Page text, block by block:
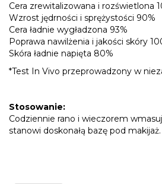
Cera zrewitalizowana i rozświetlona
Wzrost jędrności i sprężystości 90%
Cera ładnie wygładzona 93%
Poprawa nawilżenia i jakości skóry
Skóra ładnie napięta 80%
*Test In Vivo przeprowadzony w
Stosowanie:
Codziennie rano i wieczorem
stanowi doskonałą bazę pod makijaż.